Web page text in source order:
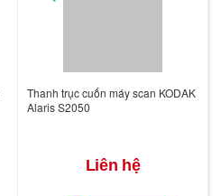
Thanh trục cuốn máy scan KODAK
Alaris S2050
Liên hệ